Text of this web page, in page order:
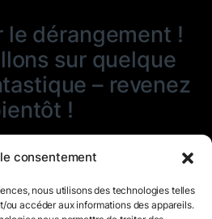
consentement
nous utilisons des technologies telles
accéder aux informations des appareils.
le dérangement !
sur quelque
– revenez
!